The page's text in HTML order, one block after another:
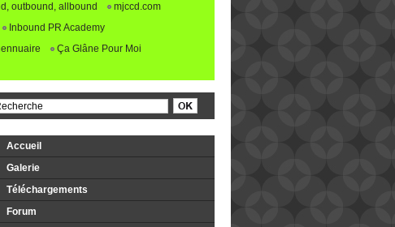
outbound, allbound
mjccd.com
Inbound PR Academy
Ça Glâne Pour Moi
Accueil
Galerie
Téléchargements
Forum